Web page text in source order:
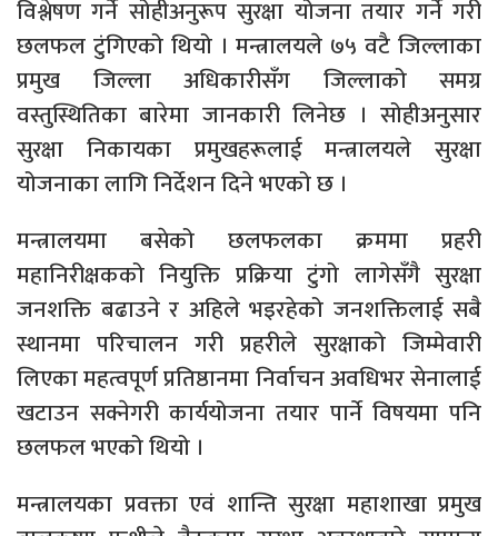
विश्लेषण गर्ने सोहीअनुरूप सुरक्षा योजना तयार गर्ने गरी
छलफल टुंगिएको थियो । मन्त्रालयले ७५ वटै जिल्लाका
प्रमुख जिल्ला अधिकारीसँग जिल्लाको समग्र
वस्तुस्थितिका बारेमा जानकारी लिनेछ । सोहीअनुसार
सुरक्षा निकायका प्रमुखहरूलाई मन्त्रालयले सुरक्षा
योजनाका लागि निर्देशन दिने भएको छ ।
मन्त्रालयमा बसेको छलफलका क्रममा प्रहरी
महानिरीक्षकको नियुक्ति प्रक्रिया टुंगो लागेसँगै सुरक्षा
जनशक्ति बढाउने र अहिले भइरहेको जनशक्तिलाई सबै
स्थानमा परिचालन गरी प्रहरीले सुरक्षाको जिम्मेवारी
लिएका महत्वपूर्ण प्रतिष्ठानमा निर्वाचन अवधिभर सेनालाई
खटाउन सक्नेगरी कार्ययोजना तयार पार्ने विषयमा पनि
छलफल भएको थियो ।
मन्त्रालयका प्रवक्ता एवं शान्ति सुरक्षा महाशाखा प्रमुख